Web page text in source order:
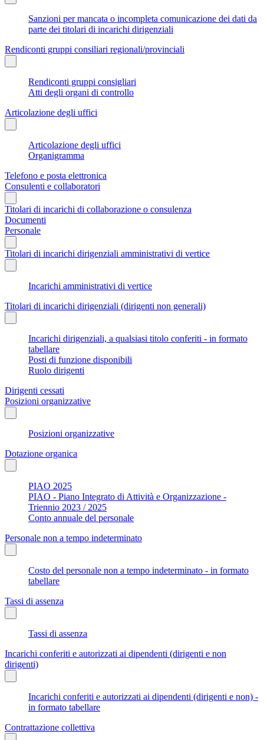
Sanzioni per mancata o incompleta comunicazione dei dati da
parte dei titolari di incarichi dirigenziali
Rendiconti gruppi consiliari regionali/provinciali
Rendiconti gruppi consigliari
Atti degli organi di controllo
Articolazione degli uffici
Articolazione degli uffici
Organigramma
Telefono e posta elettronica
Consulenti e collaboratori
Titolari di incarichi di collaborazione o consulenza
Documenti
Personale
Titolari di incarichi dirigenziali amministrativi di vertice
Incarichi amministrativi di vertice
Titolari di incarichi dirigenziali (dirigenti non generali)
Incarichi dirigenziali, a qualsiasi titolo conferiti - in formato
tabellare
Posti di funzione disponibili
Ruolo dirigenti
Dirigenti cessati
Posizioni organizzative
Posizioni organizzative
Dotazione organica
PIAO 2025
PIAO - Piano Integrato di Attività e Organizzazione -
Triennio 2023 / 2025
Conto annuale del personale
Personale non a tempo indeterminato
Costo del personale non a tempo indeterminato - in formato
tabellare
Tassi di assenza
Tassi di assenza
Incarichi conferiti e autorizzati ai dipendenti (dirigenti e non
dirigenti)
Incarichi conferiti e autorizzati ai dipendenti (dirigenti e non) -
in formato tabellare
Contrattazione collettiva